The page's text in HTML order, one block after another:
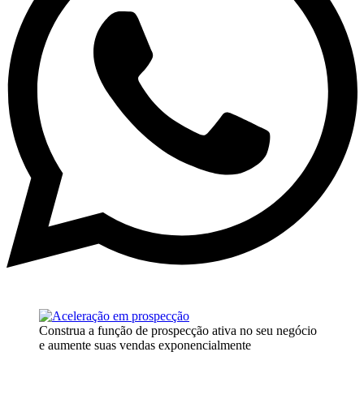
Construa a função de prospecção ativa no seu negócio
e aumente suas vendas exponencialmente